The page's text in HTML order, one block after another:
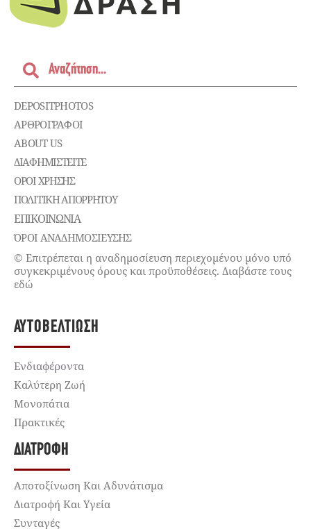
DEPOSITPHOTOS
ΑΡΘΡΟΓΡΑΦΟΙ
ABOUT US
ΔΙΑΦΗΜΙΣΤΕΊΤΕ
ΌΡΟΙ ΧΡΉΣΗΣ
ΠΟΛΙΤΙΚΉ ΑΠΟΡΡΉΤΟΥ
ΕΠΙΚΟΙΝΩΝΊΑ
ΌΡΟΙ ΑΝΑΔΗΜΟΣΙΕΥΣΗΣ
© Επιτρέπεται η αναδημοσίευση περιεχομένου μόνο υπό
συγκεκριμένους όρους και προϋποθέσεις. Διαβάστε τους
εδώ
ΑΥΤΟΒΕΛΤΊΩΣΗ
Ενδιαφέροντα
Καλύτερη Ζωή
Μονοπάτια
Πρακτικές
ΔΙΑΤΡΟΦΉ
Αποτοξίνωση Και Αδυνάτισμα
Διατροφή Και Υγεία
Συνταγές